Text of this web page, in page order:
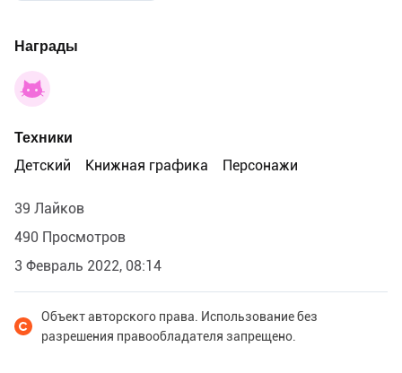
Награды
Техники
Детский
Книжная графика Персонажи
39 Лайков
490 Просмотров
3 Февраль 2022, 08:14
Объект авторского права. Использование без
разрешения правообладателя запрещено.